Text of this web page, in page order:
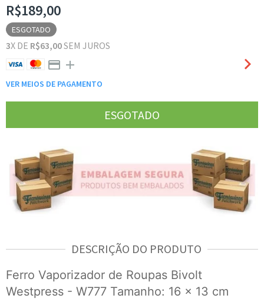
R$189,00
ESGOTADO
3X DE R$63,00SEM JUROS
VER MEIOS DE PAGAMENTO
DESCRIÇÃO DO PRODUTO
Ferro Vaporizador de Roupas Bivolt
Westpress - W777 Tamanho: 16 x 13 cm